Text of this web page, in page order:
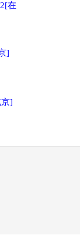
在
]
]